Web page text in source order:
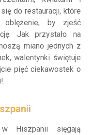
do restauracji, które
by zjeść
Jak przystało na
miano jednych z
walentynki świętuje
pięć ciekawostek o
Hiszpanii sięgają